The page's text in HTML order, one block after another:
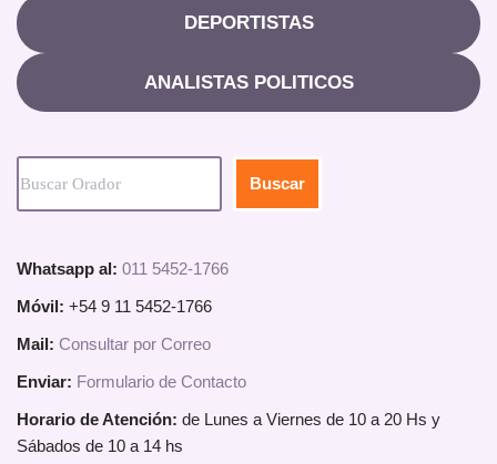
DEPORTISTAS
ANALISTAS POLITICOS
Buscar
Whatsapp al: 011 5452-1766
Móvil: +54 9 11 5452-1766
Mail: Consultar por Correo
Enviar: Formulario de Contacto
Horario de Atención: de Lunes a Viernes de 10 a 20 Hs y
Sábados de 10 a 14 hs